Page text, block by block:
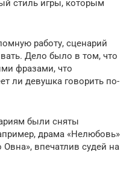
стиль игры, которым
работу, сценарий
Дело было в том, что
фразами, что
ли девушка говорить по-
были сняты
драма «Нелюбовь»
Овна», впечатлив судей на